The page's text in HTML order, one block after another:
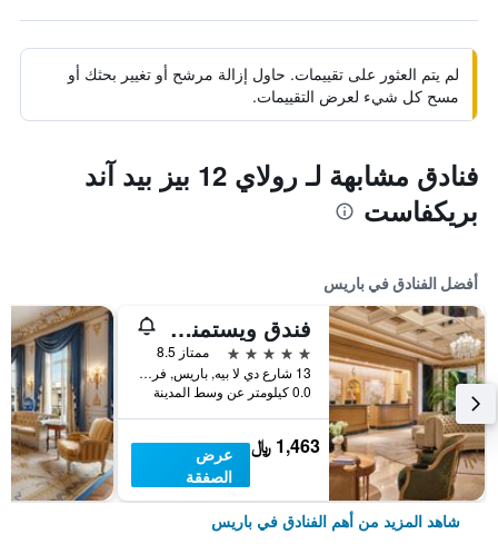
لم يتم العثور على تقييمات. حاول إزالة مرشح أو تغيير بحثك أو
مسح كل شيء لعرض التقييمات.
فنادق مشابهة لـ رولاي 12 بيز بيد آند
بريكفاست
أفضل الفنادق في باريس
فندق ويستمنستر
5 نجوم
ممتاز 8.5
13 شارع دي لا بيه, باريس, فرنسا
0.0 كيلومتر عن وسط المدينة
1,463 ﷼
عرض
الصفقة
شاهد المزيد من أهم الفنادق في باريس